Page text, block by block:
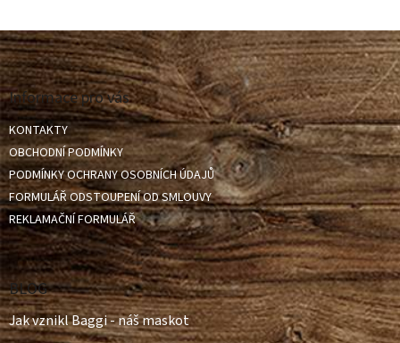
5
hvězdiček.
Z
á
p
a
t
í
Informace pro vás
KONTAKTY
OBCHODNÍ PODMÍNKY
PODMÍNKY OCHRANY OSOBNÍCH ÚDAJŮ
FORMULÁŘ ODSTOUPENÍ OD SMLOUVY
REKLAMAČNÍ FORMULÁŘ
BLOG
Jak vznikl Baggi - náš maskot